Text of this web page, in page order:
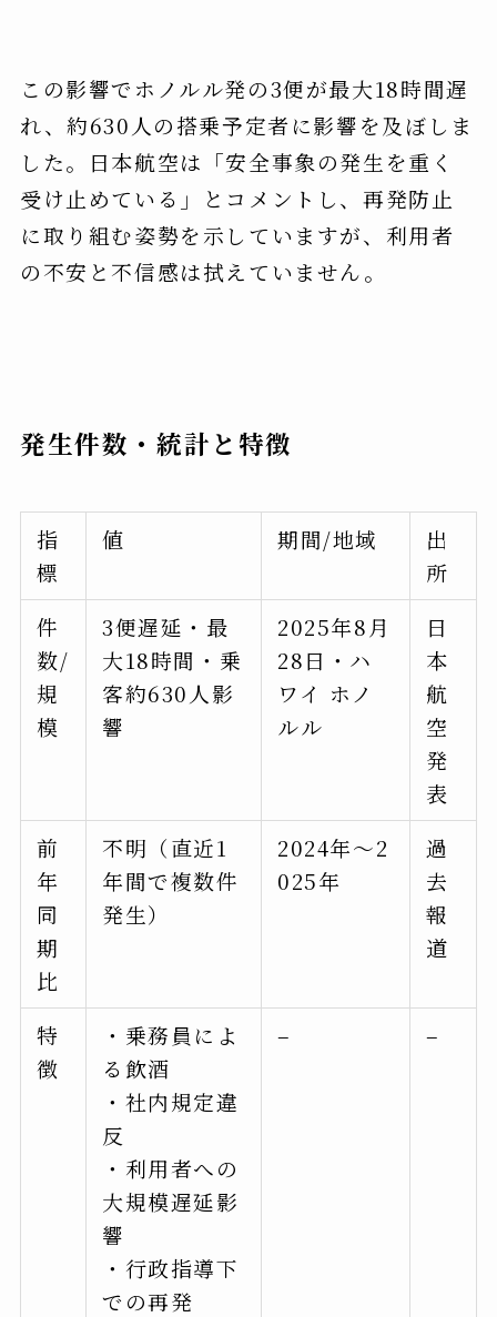
この影響でホノルル発の3便が最大18時間遅
れ、約630人の搭乗予定者に影響を及ぼしま
した。日本航空は「安全事象の発生を重く
受け止めている」とコメントし、再発防止
に取り組む姿勢を示していますが、利用者
の不安と不信感は拭えていません。
発生件数・統計と特徴
指
標
値 期間/地域
出
所
件
数/
規
模
3便遅延・最
大18時間・乗
客約630人影
響
2025年8月
28日・ハ
ワイ ホノ
ルル
日
本
航
空
発
表
前
年
同
期
比
不明（直近1
年間で複数件
発生）
2024年〜2
025年
過
去
報
道
特
徴
・乗務員によ
る飲酒
・社内規定違
反
・利用者への
大規模遅延影
響
・行政指導下
での再発
– –